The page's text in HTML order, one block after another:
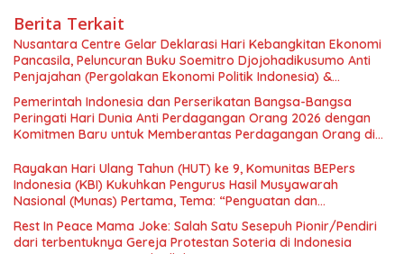
Berita Terkait
Nusantara Centre Gelar Deklarasi Hari Kebangkitan Ekonomi
Pancasila, Peluncuran Buku Soemitro Djojohadikusumo Anti
Penjajahan (Pergolakan Ekonomi Politik Indonesia) &
Simposium Nasional “Urgensi Undang-Undang Perekonomian
Nasional dan Kesejahteraan Sosial dalam Menata Bangsa
Menuju Indonesia Emas 2045”,
Pemerintah Indonesia dan Perserikatan Bangsa-Bangsa
Peringati Hari Dunia Anti Perdagangan Orang 2026 dengan
Komitmen Baru untuk Memberantas Perdagangan Orang di
Rayakan Hari Ulang Tahun (HUT) ke 9, Komunitas BEPers
Indonesia (KBI) Kukuhkan Pengurus Hasil Musyawarah
Nasional (Munas) Pertama, Tema: “Penguatan dan
Pengembangan Organisasi KBI yang Berbasis Riset di seluruh
Indonesia dan Mancanegara”.
Rest In Peace Mama Joke: Salah Satu Sesepuh Pionir/Pendiri
dari terbentuknya Gereja Protestan Soteria di Indonesia